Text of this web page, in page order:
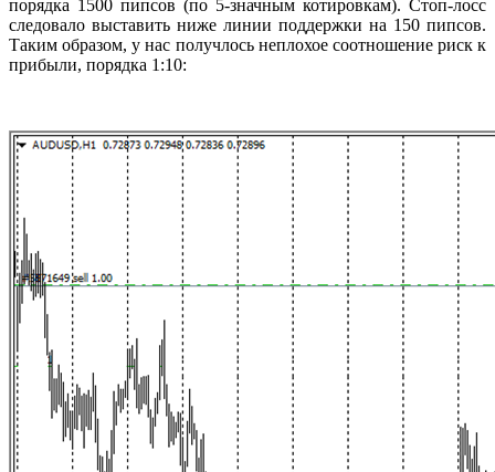
порядка 1500 пипсов (по 5-значным котировкам). Стоп-лосс
следовало выставить ниже линии поддержки на 150 пипсов.
Таким образом, у нас получлось неплохое соотношение риск к
прибыли, порядка 1:10: